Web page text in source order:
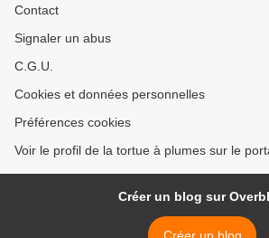
Contact
Signaler un abus
C.G.U.
Cookies et données personnelles
Préférences cookies
Voir le profil de la tortue à plumes sur le
Créer un blog sur